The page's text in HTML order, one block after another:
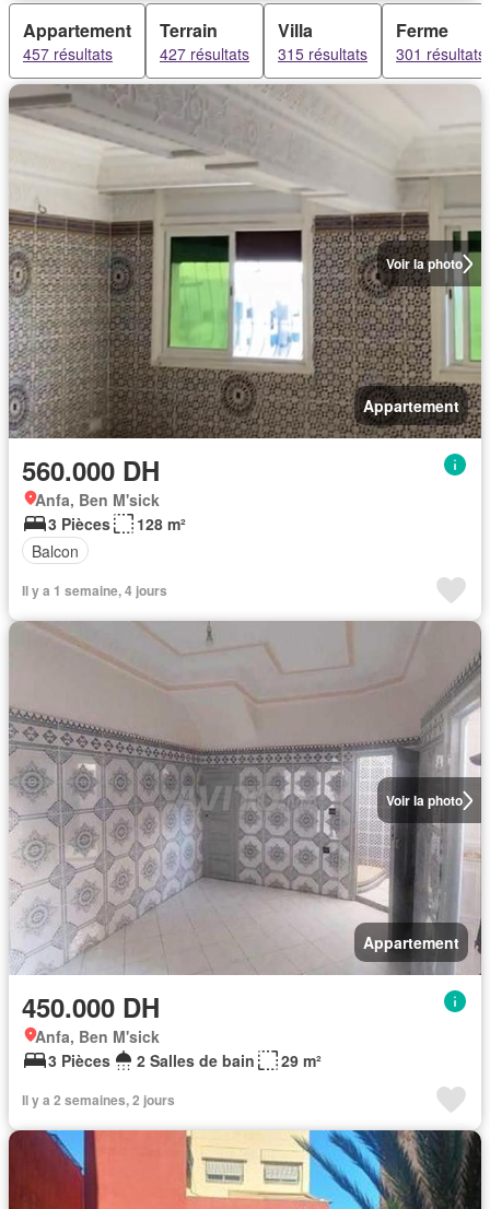
Appartement
457 résultats
Terrain
427 résultats
Villa
315 résultats
Ferme
301 résultats
Voir la photo
Appartement
560.000 DH
Anfa, Ben M'sick
3 Pièces
128 m²
Balcon
Il y a 1 semaine, 4 jours
Voir la photo
Appartement
450.000 DH
Anfa, Ben M'sick
3 Pièces
2 Salles de bain 29 m²
Il y a 2 semaines, 2 jours